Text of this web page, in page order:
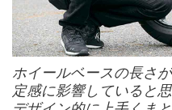
ホイールベースの長さ
定感に影響していると